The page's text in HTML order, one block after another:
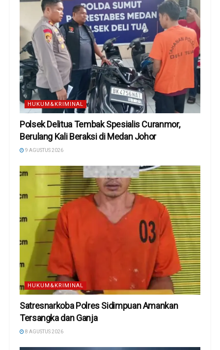
HUKUM&KRIMINAL
Polsek Delitua Tembak Spesialis Curanmor,
Berulang Kali Beraksi di Medan Johor
9 AGUSTUS 2026
HUKUM&KRIMINAL
Satresnarkoba Polres Sidimpuan Amankan
Tersangka dan Ganja
8 AGUSTUS 2026